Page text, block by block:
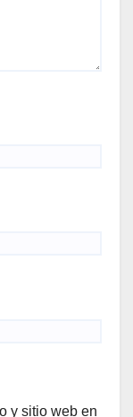
y sitio web en